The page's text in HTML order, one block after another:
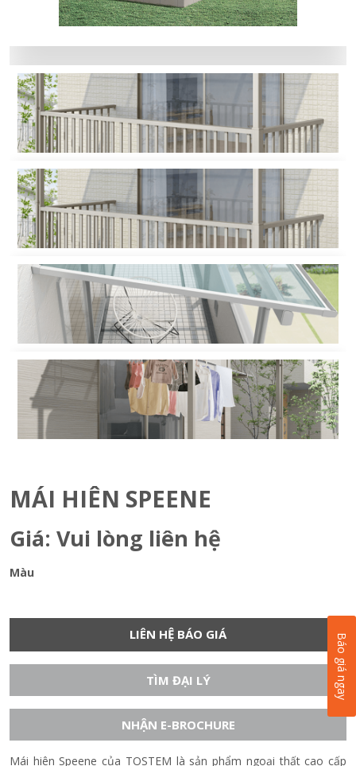
MÁI HIÊN SPEENE
Giá: Vui lòng liên hệ
Màu
LIÊN HỆ BÁO GIÁ
TÌM ĐẠI LÝ
NHẬN E-BROCHURE
Mái hiên Speene của TOSTEM là sản phẩm ngoại thất cao cấp
Báo giá ngay